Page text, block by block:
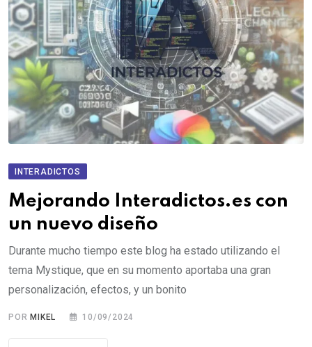
INTERADICTOS
Mejorando Interadictos.es con
un nuevo diseño
Durante mucho tiempo este blog ha estado utilizando el
tema Mystique, que en su momento aportaba una gran
personalización, efectos, y un bonito
PORMIKEL 10/09/2024